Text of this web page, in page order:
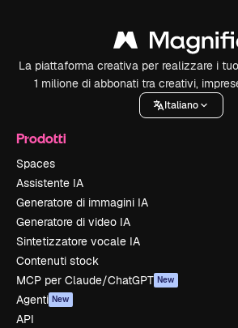
La piattaforma creativa per realizzare i
1 milione di abbonati tra creativi,
Italiano
Prodotti
Spaces
Assistente IA
Generatore di immagini IA
Generatore di video IA
Sintetizzatore vocale IA
Contenuti stock
MCP per Claude/ChatGPT New
Agenti New
API